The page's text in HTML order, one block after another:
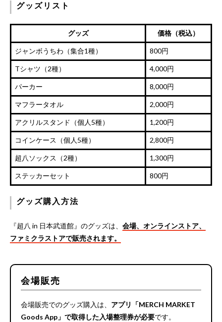
グッズリスト
グッズ 価格（税込）
ジャンボうちわ（集合1種） 800円
Tシャツ（2種） 4,000円
パーカー 8,000円
マフラータオル 2,000円
アクリルスタンド（個人5種） 1,200円
コインケース（個人5種） 2,800円
超八ソックス（2種） 1,300円
ステッカーセット 800円
グッズ購入方法
『超八 in 日本武道館』のグッズは、 会場、オンラインストア、
ファミクラストアで販売されます。
会場販売
会場販売でのグッズ購入は、 アプリ「MERCH MARKET
Goods App」で取得した入場整理券が必要です。